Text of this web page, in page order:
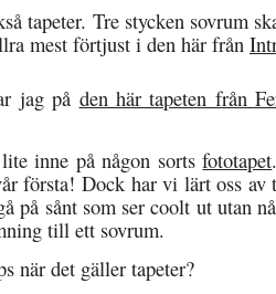
tapeter. Tre stycken sovrum
mest förtjust i den här från
jag på den här tapeten från
inne på någon sortsfototapet
första! Dock har vi lärt oss
på sånt som ser coolt ut utan
till ett sovrum.
när det gäller tapeter?